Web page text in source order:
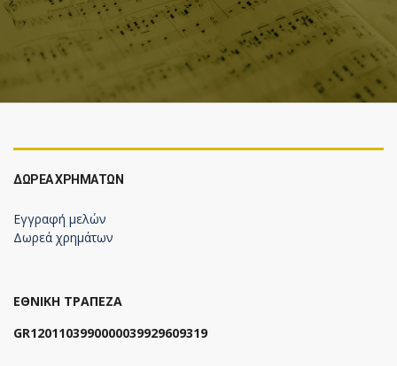
ΔΩΡΕΆ ΧΡΗΜΆΤΩΝ
Εγγραφή μελών
Δωρεά χρημάτων
ΕΘΝΙΚΗ ΤΡΑΠΕΖΑ
GR1201103990000039929609319